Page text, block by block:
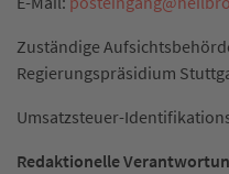
Zuständige
Regierungspräsidium
Umsatzsteuer-
Redaktionelle